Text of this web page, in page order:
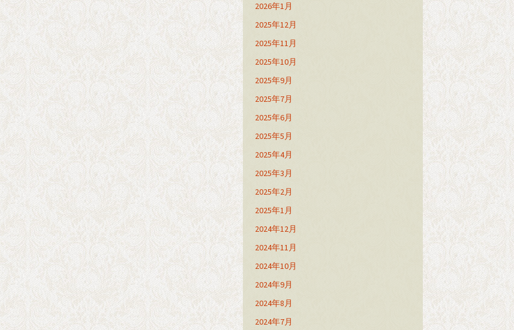
2026年1月
2025年12月
2025年11月
2025年10月
2025年9月
2025年7月
2025年6月
2025年5月
2025年4月
2025年3月
2025年2月
2025年1月
2024年12月
2024年11月
2024年10月
2024年9月
2024年8月
2024年7月